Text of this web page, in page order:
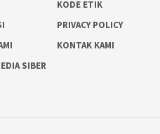
KODE ETIK
PRIVACY POLICY
KONTAK KAMI
SIBER